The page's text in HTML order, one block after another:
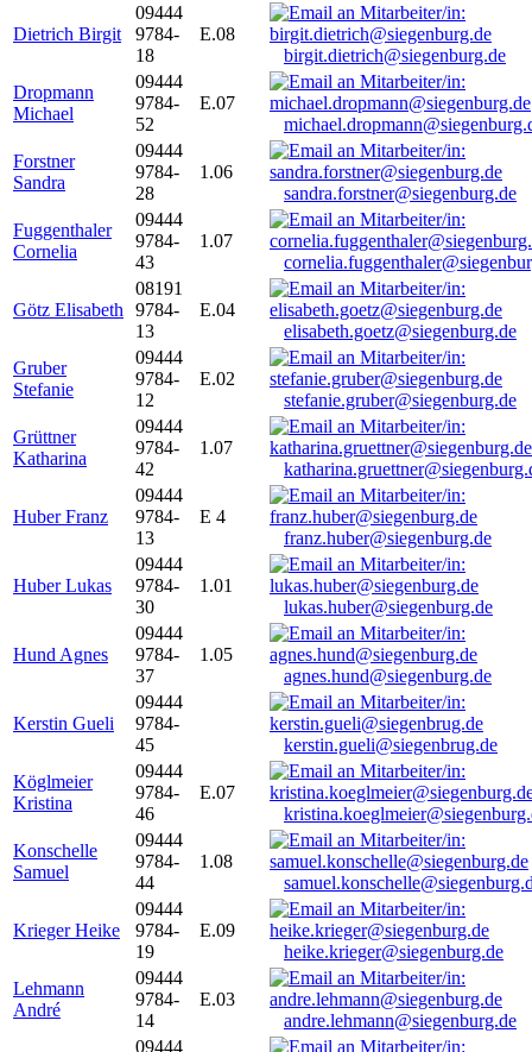
Dietrich Birgit
09444
9784-
18
E.08
birgit.dietrich@siegenburg.de
Dropmann
Michael
09444
9784-
52
E.07
Forstner
Sandra
09444
9784-
28
1.06
sandra.forstner@siegenburg.de
Fuggenthaler
Cornelia
09444
9784-
43
1.07
Götz Elisabeth
08191
9784-
13
E.04
elisabeth.goetz@siegenburg.de
Gruber
Stefanie
09444
9784-
12
E.02
stefanie.gruber@siegenburg.de
Grüttner
Katharina
09444
9784-
42
1.07
Huber Franz
09444
9784-
13
E 4
franz.huber@siegenburg.de
Huber Lukas
09444
9784-
30
1.01
lukas.huber@siegenburg.de
Hund Agnes
09444
9784-
37
1.05
agnes.hund@siegenburg.de
Kerstin Gueli
09444
9784-
45
kerstin.gueli@siegenbrug.de
Köglmeier
Kristina
09444
9784-
46
E.07
Konschelle
Samuel
09444
9784-
44
1.08
Krieger Heike
09444
9784-
19
E.09
heike.krieger@siegenburg.de
Lehmann
André
09444
9784-
14
E.03
andre.lehmann@siegenburg.de
09444